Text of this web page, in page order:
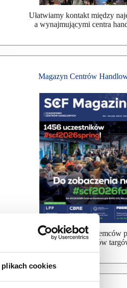
plikach cookies
Ułatwiamy kontakt między
a wynajmującymi centra
Magazyn Centrów
Bezpłatna wysyłka dla najemców
handlowej, uczestników